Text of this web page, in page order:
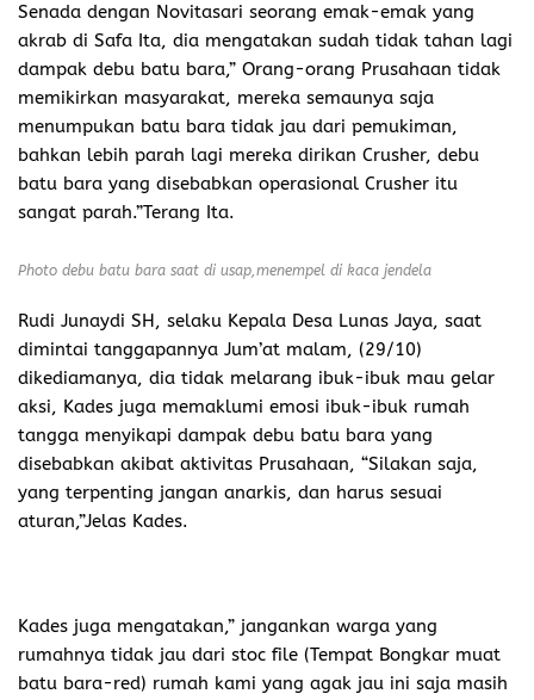
Senada dengan Novitasari seorang emak-emak yang
akrab di Safa Ita, dia mengatakan sudah tidak tahan lagi
dampak debu batu bara,” Orang-orang Prusahaan tidak
memikirkan masyarakat, mereka semaunya saja
menumpukan batu bara tidak jau dari pemukiman,
bahkan lebih parah lagi mereka dirikan Crusher, debu
batu bara yang disebabkan operasional Crusher itu
sangat parah.”Terang Ita.
Photo debu batu bara saat di usap,menempel di kaca jendela
Rudi Junaydi SH, selaku Kepala Desa Lunas Jaya, saat
dimintai tanggapannya Jum’at malam, (29/10)
dikediamanya, dia tidak melarang ibuk-ibuk mau gelar
aksi, Kades juga memaklumi emosi ibuk-ibuk rumah
tangga menyikapi dampak debu batu bara yang
disebabkan akibat aktivitas Prusahaan, “Silakan saja,
yang terpenting jangan anarkis, dan harus sesuai
aturan,”Jelas Kades.
Kades juga mengatakan,” jangankan warga yang
rumahnya tidak jau dari stoc file (Tempat Bongkar muat
batu bara-red) rumah kami yang agak jau ini saja masih